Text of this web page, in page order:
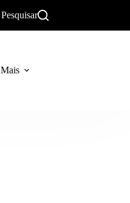
Pesquisar
Mais